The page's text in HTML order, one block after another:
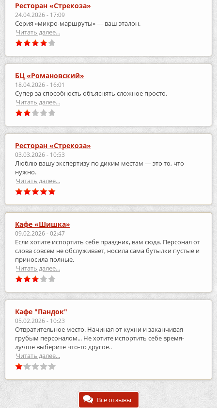
Ресторан «Стрекоза»
24.04.2026 - 17:09
Серия «микро‑маршруты» — ваш эталон.
Читать далее...
БЦ «Романовский»
18.04.2026 - 16:01
Супер за способность объяснять сложное просто.
Читать далее...
Ресторан «Стрекоза»
03.03.2026 - 10:53
Люблю вашу экспертизу по диким местам — это то, что
нужно.
Читать далее...
Кафе «Шишка»
09.02.2026 - 02:47
Если хотите испортить себе праздник, вам сюда. Персонал от
слова совсем не обслуживает, носила сама бутылки пустые и
приносила полные.
Читать далее...
Кафе "Пандок"
05.02.2026 - 10:23
Отвратительное место. Начиная от кухни и заканчивая
грубым персоналом... Не хотите испортить себе время-
лучше выберите что-то другое..
Читать далее...
Все отзывы